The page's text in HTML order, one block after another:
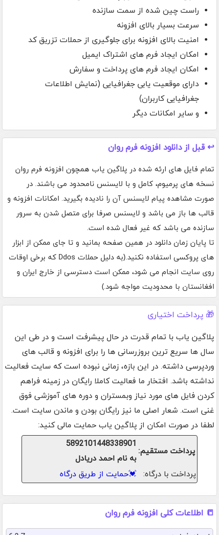
راست چین شده از سمت سازنده
سرعت بسیار بالای افزونه
امنیت بالای افزونه برای جلوگیری از حملات تزریق کد
امکان ایجاد فرم های اشتراک ایمیل
امکان ایجاد فرم های پرداخت و سفارش
دارای موقعیت یابی جغرافیایی (نمایش اطلاعات
جغرافیایی کاربران)
و سایر امکانات دیگر
↩️ قبل از دانلود افزونه فرم روان
تمام فایل های ارئه شده در پلاگین یاب همچون افزونه فرم روان
نسخه های پرمیوم، کامل و با لایسنس نامحدود می باشند. در
صورت مشاهده پیام لایسنس آن را نادیده بگیرید. امکانات افزونه و
قالب ها باز می باشد و لایسنس صرفا برای متصل شدن به سرور
سازنده می باشد که غیر فعال شده است.
تا پایان زمان دانلود در همین صفحه بمانید و تا جای ممکن از ابزار
های پروکسی استفاده نکنید.(به دلیل حملات Ddos که برخی اوقات
روی سایت انجام می شود، ممکن است دسترسی از خارج ایران و
افغانستان با محدودیت مواجه شود.)
🎁 پرداخت اختیاری
پلاگین یاب با تمام قدرت در حال پیشرفت است و در طی این
سال ها سریع ترین بروزرسانی ها را برای افزونه و قالب های
وردپرسی داشته. در این بازه، زمانی نبوده است که سایت فعالیت
نداشته باشد. افتخار ما فعالیت کاملا رایگان در زمینه فراهم
کردن فایل های مورد نیاز وبمستران و دوره های آموزشی فوق
غنی است. شعار اصلی ما نیز رایگان بودن و ماندن سایت است.
لطفا در صورت امکان از پلاگین یاب حمایت مالی کنید:
پرداخت مستقیم:
5892101448338901
به نام احمد دریادل
پرداخت با درگاه:
💓حمایت از طریق درگاه
📒 اطلاعات کلی افزونه فرم روان